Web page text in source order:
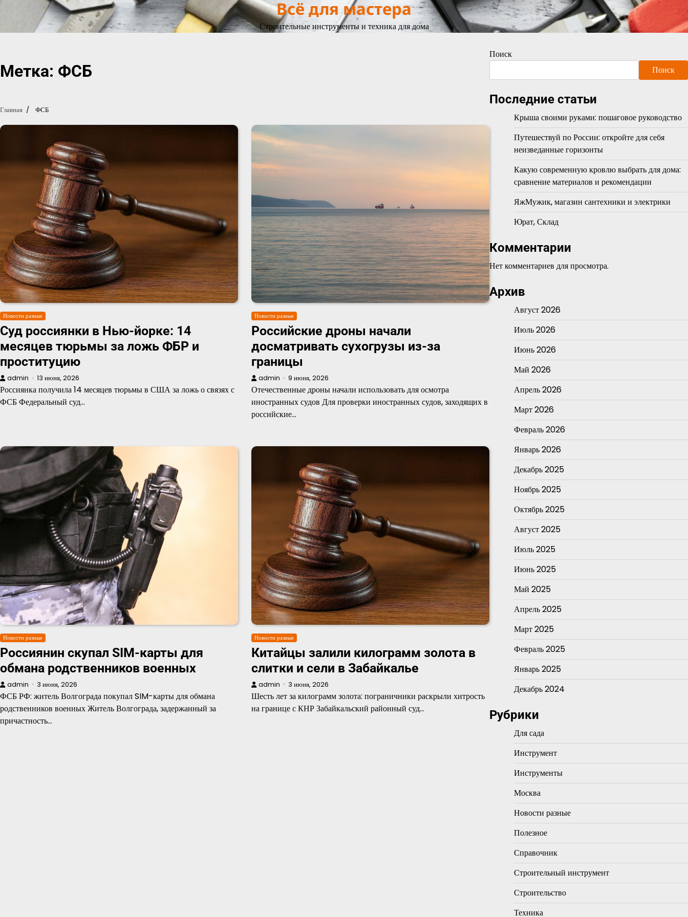
содержимому
Всё для мастера
Строительные инструменты и техника для дома
Метка: ФСБ
Главная ФСБ
Новости разные
Суд россиянки в Нью-йорке: 14
месяцев тюрьмы за ложь ФБР и
проституцию
admin 13 июня, 2026
Россиянка получила 14 месяцев тюрьмы в США за ложь о связях с
ФСБ Федеральный суд…
Новости разные
Российские дроны начали
досматривать сухогрузы из-за
границы
admin 9 июня, 2026
Отечественные дроны начали использовать для осмотра
иностранных судов Для проверки иностранных судов, заходящих в
российские…
Новости разные
Россиянин скупал SIM-карты для
обмана родственников военных
admin 3 июня, 2026
ФСБ РФ: житель Волгограда покупал SIM-карты для обмана
родственников военных Житель Волгограда, задержанный за
причастность…
Новости разные
Китайцы залили килограмм золота в
слитки и сели в Забайкалье
admin 3 июня, 2026
Шесть лет за килограмм золота: пограничники раскрыли хитрость
на границе с КНР Забайкальский районный суд…
Поиск
Поиск
Последние статьи
Крыша своими руками: пошаговое руководство
Путешествуй по России: откройте для себя
неизведанные горизонты
Какую современную кровлю выбрать для дома:
сравнение материалов и рекомендации
ЯжМужик, магазин сантехники и электрики
Юрат, Склад
Комментарии
Нет комментариев для просмотра.
Архив
Август 2026
Июль 2026
Июнь 2026
Май 2026
Апрель 2026
Март 2026
Февраль 2026
Январь 2026
Декабрь 2025
Ноябрь 2025
Октябрь 2025
Август 2025
Июль 2025
Июнь 2025
Май 2025
Апрель 2025
Март 2025
Февраль 2025
Январь 2025
Декабрь 2024
Рубрики
Для сада
Инструмент
Инструменты
Москва
Новости разные
Полезное
Справочник
Строительный инструмент
Строительство
Техника